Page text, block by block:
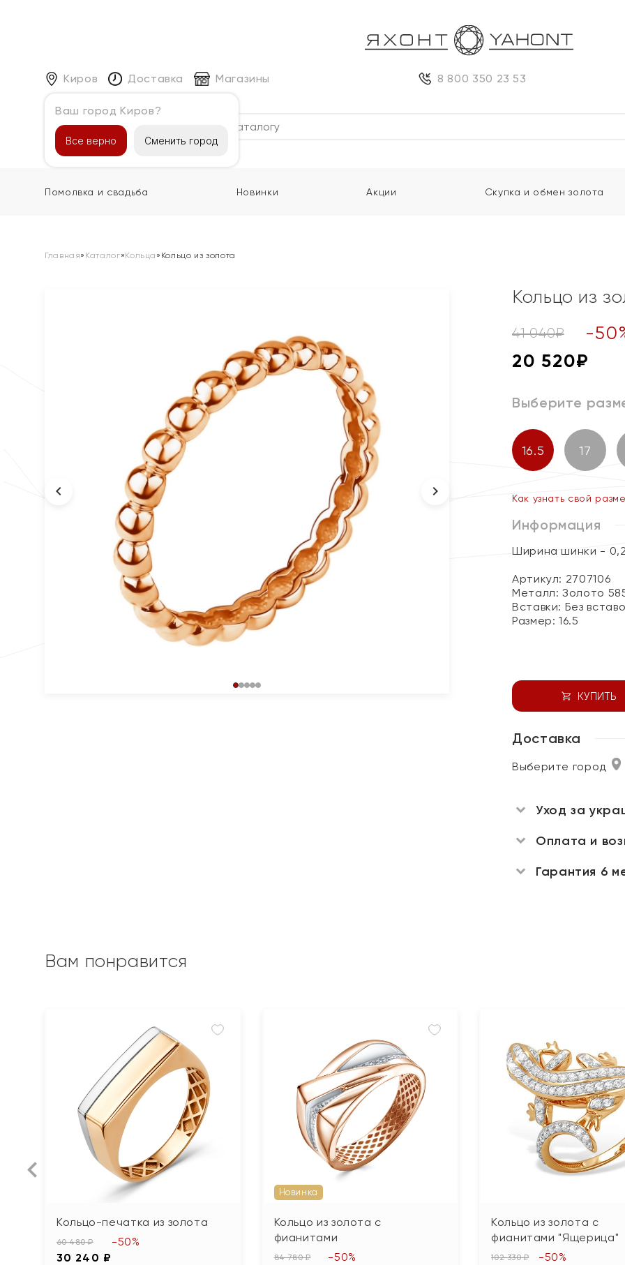
Киров
Ваш город Киров?
Все верно Сменить город
Доставка Магазины 8 800 350 23 53
Каталог
Помолвка и свадьба Новинки Акции Скупка и обмен золота
Главная» Каталог»Кольца » Кольцо из золота
Кольцо из
41 040₽ -50
20 520₽
Выберите
16.5 17
Как узнать свой
Информация
Ширина шинки -
Артикул: 2707106
Металл:Золото
Вставки: Без
Размер:16.5
КУПИТЬ
Доставка
Выберите город
Уход за
Оплата и
Гарантия 6
Вам понравится
Кольцо-печатка из золота
60 480 ₽
30 240 ₽
-50%
Новинка
Кольцо из золота с
фианитами
84 780 ₽ -50%
Кольцо из золота с
фианитами "Ящерица"
102 330 ₽ -50%